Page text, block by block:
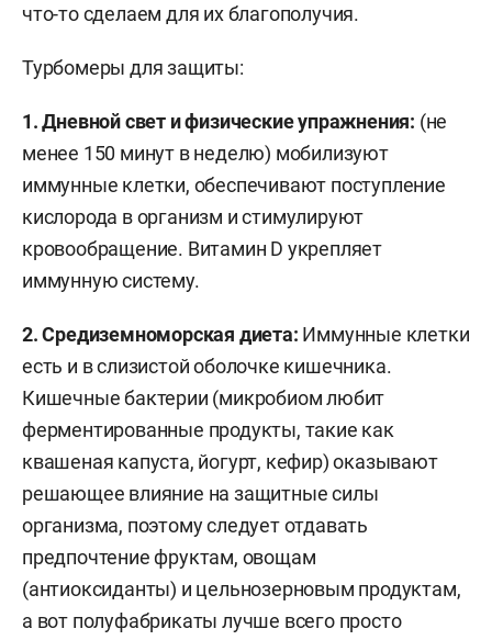
что-то сделаем для их благополучия.
Турбомеры для защиты:
1. Дневной свет и физические упражнения: (не
менее 150 минут в неделю) мобилизуют
иммунные клетки, обеспечивают поступление
кислорода в организм и стимулируют
кровообращение. Витамин D укрепляет
иммунную систему.
2. Средиземноморская диета: Иммунные клетки
есть и в слизистой оболочке кишечника.
Кишечные бактерии (микробиом любит
ферментированные продукты, такие как
квашеная капуста, йогурт, кефир) оказывают
решающее влияние на защитные силы
организма, поэтому следует отдавать
предпочтение фруктам, овощам
(антиоксиданты) и цельнозерновым продуктам,
а вот полуфабрикаты лучше всего просто